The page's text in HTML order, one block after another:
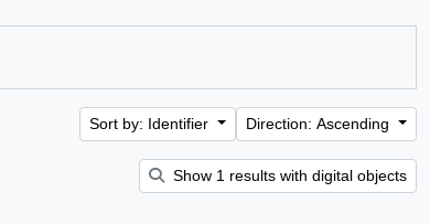
Sort by: Identifier Direction: Ascending
Show 1 results with digital objects